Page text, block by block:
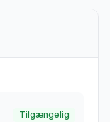
Tilgængelig